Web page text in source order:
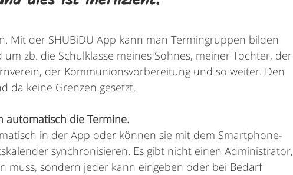
Mit der SHUBiDU App kann man Termingruppen bilden
um zb. die Schulklasse meines Sohnes, meiner Tochter, der
der Kommunionsvorbereitung und so weiter. Den
da keine Grenzen gesetzt.
automatisch die Termine.
in der App oder können sie mit dem Smartphone-
synchronisieren. Es gibt nicht einen Administrator,
muss, sondern jeder kann eingeben oder bei Bedarf